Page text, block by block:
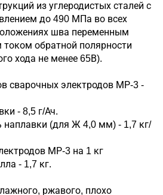
из углеродистых сталей с
до 490 МПа во всех
шва переменным
обратной полярности
хода не менее 65В).
сварочных электродов МР-3 -
- 8,5 г/Ач.
наплавки (для Ж 4,0 мм) - 1,7 кг/
МР-3 на 1 кг
- 1,7 кг.
ржавого, плохо